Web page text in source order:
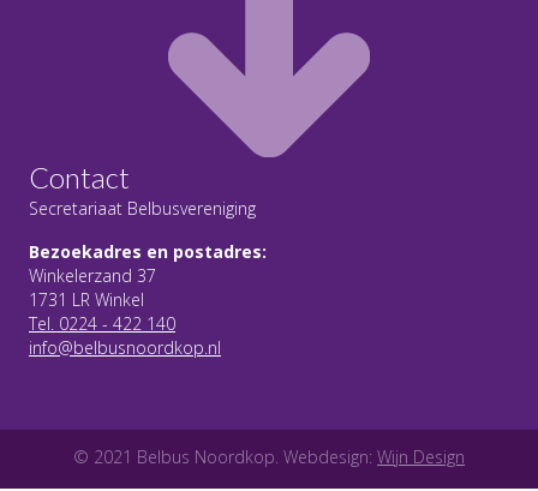
Contact
Secretariaat Belbusvereniging
Bezoekadres en postadres:
Winkelerzand 37
1731 LR Winkel
Tel. 0224 - 422 140
info@belbusnoordkop.nl
© 2021 Belbus Noordkop. Webdesign: Wijn Design